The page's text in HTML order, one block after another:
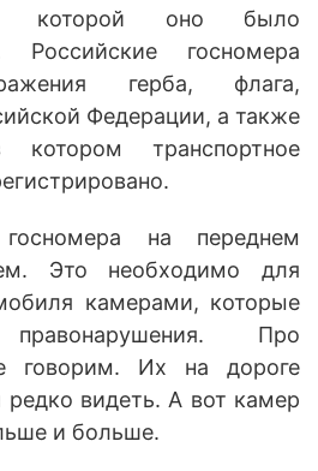
которой оно было
Российские госномера
герба, флага,
Федерации, а также
транспортное
госномера на переднем
Это необходимо для
камерами, которые
правонарушения. Про
говорим. Их на дороге
редко видеть. А вот камер
и больше.